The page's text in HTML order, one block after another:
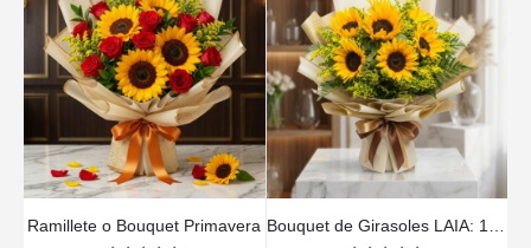
Ramillete o Bouquet Primavera Bouquet de Girasoles LAIA: 10 Flores Radiantes y Frescas ⚜️